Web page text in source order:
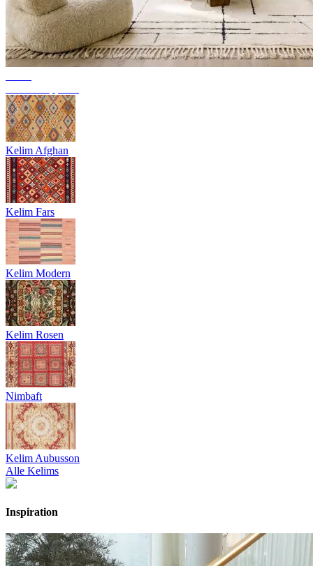
Kelim Afghan
Kelim Fars
Kelim Modern
Kelim Rosen
Nimbaft
Kelim Aubusson
Alle Kelims
Inspiration